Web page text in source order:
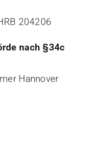
204206
nach §34c
Hannover